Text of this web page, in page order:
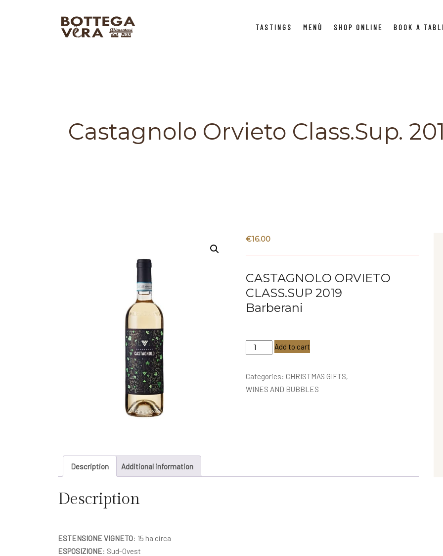
TASTINGS MENÙ SHOP ONLINE BOOK A
Castagnolo Orvieto Class.Sup.
€16.00
CASTAGNOLO ORVIETO
CLASS.SUP 2019
Barberani
Castagnolo
Class.Sup.
2019
Add to cart
Categories: CHRISTMAS GIFTS,
WINES AND BUBBLES
Description Additional information
Description
ESTENSIONE VIGNETO: 15 ha circa
ESPOSIZIONE: Sud-Ovest